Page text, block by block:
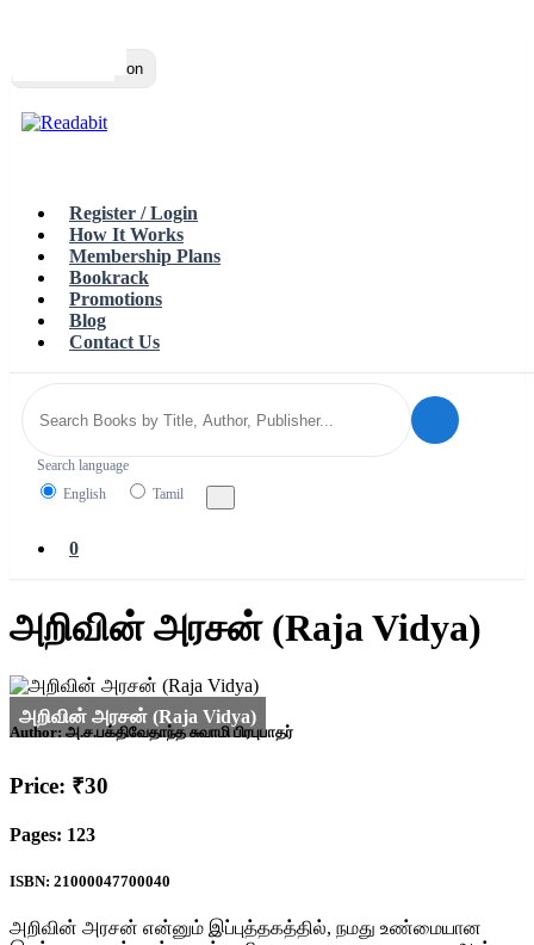
Toggle navigation
Register / Login
How It Works
Membership Plans
Bookrack
Promotions
Blog
Contact Us
Search language
English
Tamil
0
அறிவின் அரசன் (Raja Vidya)
Author: அ.ச.பக்திவேதாந்த சுவாமி பிரபுபாதர்
Price: ₹30
Pages: 123
ISBN: 21000047700040
அறிவின் அரசன் என்னும் இப்புத்தகத்தில், நமது உண்மையான